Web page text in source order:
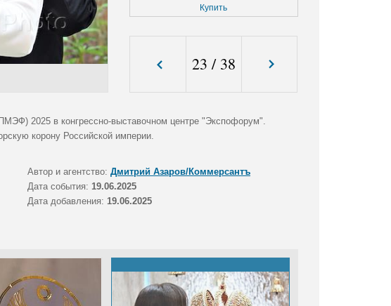
Купить
23 / 38
2025 в конгрессно-выставочном центре "Экспофорум".
корону Российской империи.
Автор и агентство: Дмитрий Азаров/Коммерсантъ
Дата события: 19.06.2025
Дата добавления: 19.06.2025